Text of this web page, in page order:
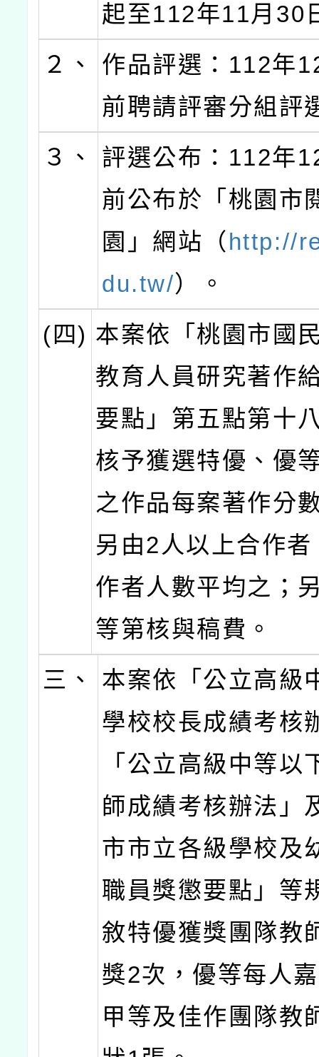
起至112年11月30
２、
作品評選：112年
前聘請評審分組評
３、
評選公布：112年
前公布於「桃園市
園」網站（ http://
du.tw/）。
(四) 本案依「桃園市國
教育人員研究著作
要點」第五點第十
核予獲選特優、優
之作品每案著作分
另由2人以上合作
作者人數平均之；
等第核與稿費。
三、
本案依「公立高級
學校校長成績考核
「公立高級中等以
師成績考核辦法」
市市立各級學校及
職員獎懲要點」等
敘特優獲獎團隊教
獎2次，優等每人
甲等及佳作團隊教